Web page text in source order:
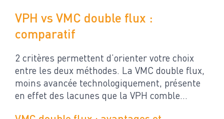
VPH vs VMC double flux :
comparatif
2 critères permettent d’orienter votre choix
entre les deux méthodes. La VMC double flux,
moins avancée technologiquement, présente
en effet des lacunes que la VPH comble…